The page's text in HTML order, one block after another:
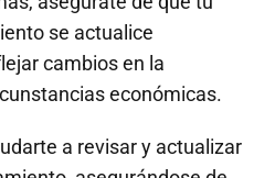
se actualice
cambios en la
económicas.
a revisar y actualizar